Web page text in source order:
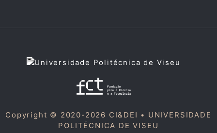
Copyright © 2020-2026 CI&DEI • UNIVERSIDADE
POLITÉCNICA DE VISEU